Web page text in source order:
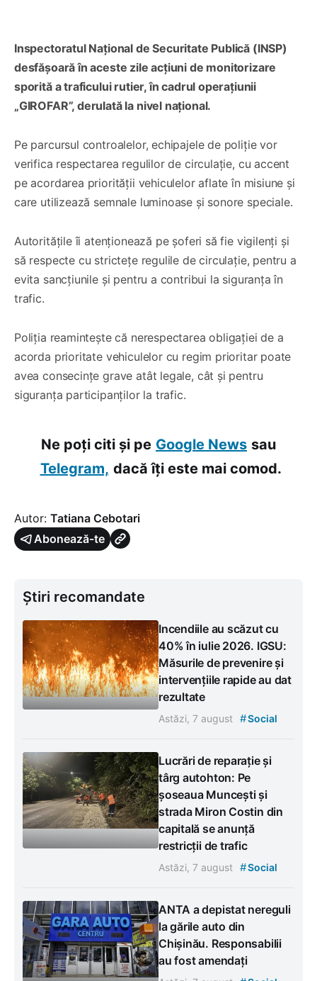
Inspectoratul Național de Securitate Publică (INSP)
desfășoară în aceste zile acțiuni de monitorizare
sporită a traficului rutier, în cadrul operațiunii
„GIROFAR”, derulată la nivel național.
Pe parcursul controalelor, echipajele de poliție vor
verifica respectarea regulilor de circulație, cu accent
pe acordarea priorității vehiculelor aflate în misiune și
care utilizează semnale luminoase și sonore speciale.
Autoritățile îi atenționează pe șoferi să fie vigilenți și
să respecte cu strictețe regulile de circulație, pentru a
evita sancțiunile și pentru a contribui la siguranța în
trafic.
Poliția reamintește că nerespectarea obligației de a
acorda prioritate vehiculelor cu regim prioritar poate
avea consecințe grave atât legale, cât și pentru
siguranța participanților la trafic.
Ne poți citi și pe Google News sau
Telegram, dacă îți este mai comod.
Autor: Tatiana Cebotari
Abonează-te
Știri recomandate
Incendiile au scăzut cu
40% în iulie 2026. IGSU:
Măsurile de prevenire și
intervențiile rapide au dat
rezultate
Astăzi, 7 august #Social
Lucrări de reparație și
târg autohton: Pe
șoseaua Muncești și
strada Miron Costin din
capitală se anunță
restricții de trafic
Astăzi, 7 august #Social
ANTA a depistat nereguli
la gările auto din
Chișinău. Responsabilii
au fost amendați